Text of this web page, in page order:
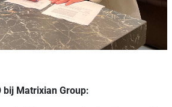
bij Matrixian Group: